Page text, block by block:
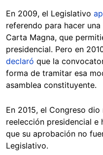
En 2009, el Legislativo
referendo para hacer
Carta Magna, que
presidencial. Pero en
declaró que la
forma de tramitar esa
asamblea constituyente.
En 2015, el Congreso
reelección presidencial
que su aprobación no
Legislativo.